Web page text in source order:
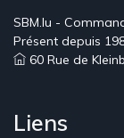
SBM.lu -
Présent depuis
60 Rue de
Liens